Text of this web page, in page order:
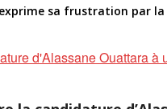
sa frustration par la